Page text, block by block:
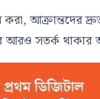
আক্রান্তদের
সতর্ক থাকার